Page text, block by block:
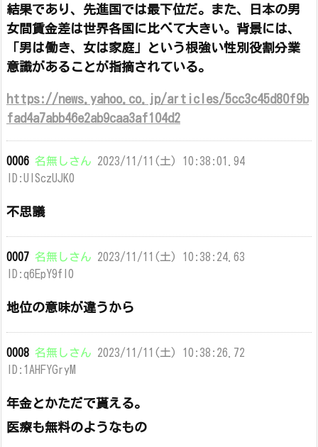
結果であり、先進国では最下位だ。また、日本の男
女間賃金差は世界各国に比べて大きい。背景には、
「男は働き、女は家庭」という根強い性別役割分業
意識があることが指摘されている。
https://news.yahoo.co.jp/articles/5cc3c45d80f9b
fad4a7abb46e2ab9caa3af104d2
0006 名無しさん 2023/11/11(土) 10:38:01.94
ID:UISczUJK0
不思議
0007 名無しさん 2023/11/11(土) 10:38:24.63
ID:q6EpY9fl0
地位の意味が違うから
0008 名無しさん 2023/11/11(土) 10:38:26.72
ID:1AHFYGryM
年金とかただで貰える。
医療も無料のようなもの